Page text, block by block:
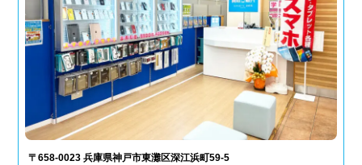
〒658-0023 兵庫県神戸市東灘区深江浜町59-5